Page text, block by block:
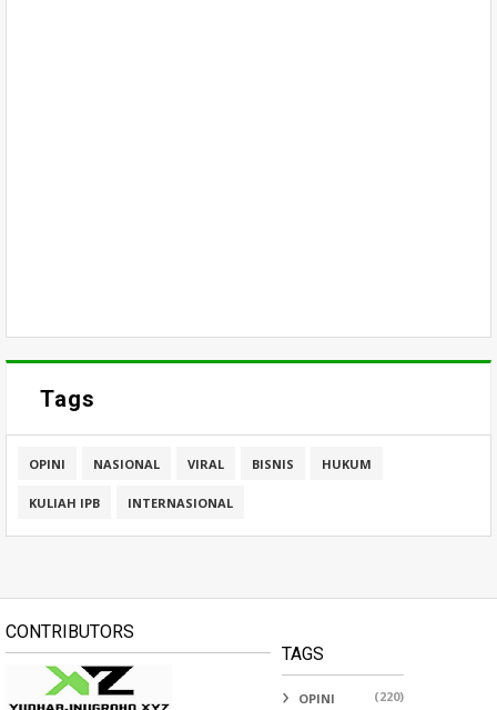
Tags
OPINI NASIONAL VIRAL BISNIS HUKUM
KULIAH IPB INTERNASIONAL
CONTRIBUTORS
TAGS
OPINI (220)